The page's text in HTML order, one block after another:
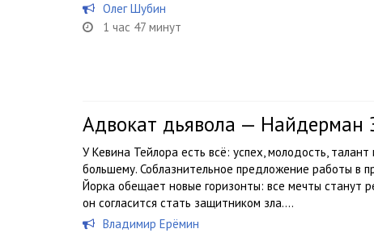
Олег Шубин
1 час 47 минут
Адвокат дьявола — Найдерман
У Кевина Тейлора есть всё: успех, молодость,
большему. Соблазнительное предложение работы в
Йорка обещает новые горизонты: все мечты станут
он согласится стать защитником зла....
Владимир Ерёмин